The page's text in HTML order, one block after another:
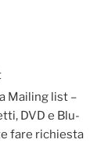
Mailing list –
DVD e Blu-
fare richiesta